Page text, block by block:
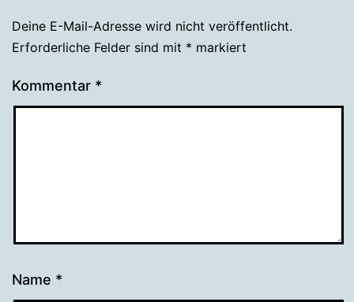
Deine E-Mail-Adresse wird nicht veröffentlicht.
Erforderliche Felder sind mit * markiert
Kommentar *
Name *